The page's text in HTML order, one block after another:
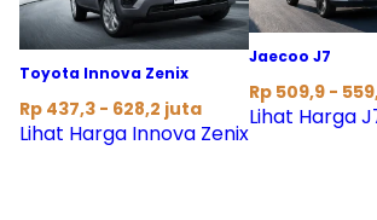
Toyota Innova Zenix
Rp 437,3 - 628,2 juta
Lihat Harga Innova Zenix
Jaecoo J7
Rp 509,9 -
Lihat Harga